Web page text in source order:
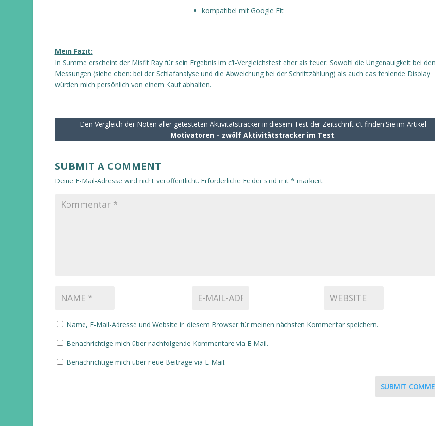
kompatibel mit Google Fit
Mein Fazit:
In Summe erscheint der Misfit Ray für sein Ergebnis im c’t-Vergleichstesteher als teuer. Sowohl die Ungenauigkeit bei den
Messungen (siehe oben: bei der Schlafanalyse und die Abweichung bei der Schrittzählung) als auch das fehlende Display
würden mich persönlich von einem Kauf abhalten.
Den Vergleich der Noten aller getesteten Aktivitätstracker in diesem Test der Zeitschrift c’t finden Sie im Artikel
Motivatoren – zwölf Aktivitätstracker im Test.
SUBMIT A COMMENT
Deine E-Mail-Adresse wird nicht veröffentlicht. Erforderliche Felder sind mit * markiert
Name, E-Mail-Adresse und Website in diesem Browser für meinen nächsten Kommentar speichern.
Benachrichtige mich über nachfolgende Kommentare via E-Mail.
Benachrichtige mich über neue Beiträge via E-Mail.
SUBMIT